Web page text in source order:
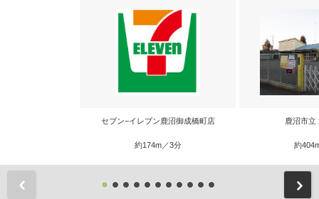
セブン−イレブン鹿沼御成橋町店
約174m／3分
鹿沼市立
約